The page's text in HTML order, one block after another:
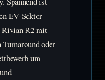
EV-Sektor
Rivian R2 mit
oder
um